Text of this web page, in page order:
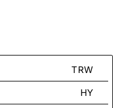
TRW
HY